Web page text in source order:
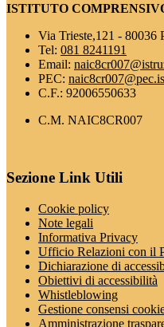
ISTITUTO
Via Trieste,121 - 80036
Tel: 081 8241191
Email:
PEC:
C.F.: 92006550633
C.M. NAIC8CR007
Sezione Link Utili
Cookie policy
Note legali
Informativa Privacy
Ufficio Relazioni con il
Dichiarazione di
Obiettivi di accessibilità
Whistleblowing
Gestione consensi
Amministrazione